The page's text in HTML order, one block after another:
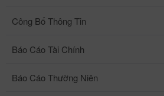
Công Bố Thông Tin
Báo Cáo Tài Chính
Báo Cáo Thường Niên